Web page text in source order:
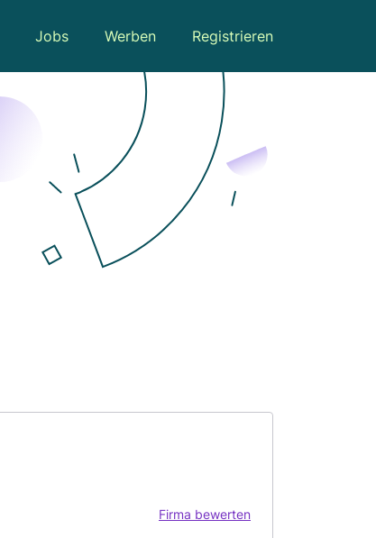
Jobs Werben Registrieren
Firma bewerten